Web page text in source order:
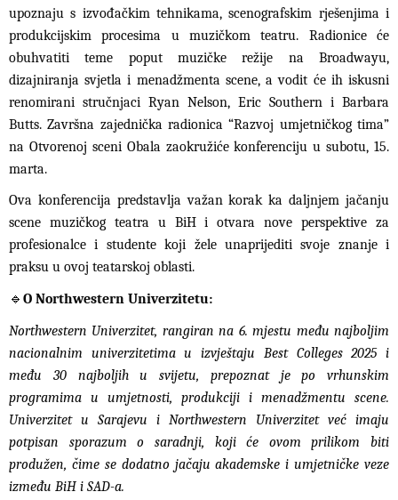
upoznaju s izvođačkim tehnikama, scenografskim rješenjima i
produkcijskim procesima u muzičkom teatru. Radionice će
obuhvatiti teme poput muzičke režije na Broadwayu,
dizajniranja svjetla i menadžmenta scene, a vodit će ih iskusni
renomirani stručnjaci Ryan Nelson, Eric Southern i Barbara
Butts. Završna zajednička radionica “Razvoj umjetničkog tima”
na Otvorenoj sceni Obala zaokružiće konferenciju u subotu, 15.
marta.
Ova konferencija predstavlja važan korak ka daljnjem jačanju
scene muzičkog teatra u BiH i otvara nove perspektive za
profesionalce i studente koji žele unaprijediti svoje znanje i
praksu u ovoj teatarskoj oblasti.
🔹 O Northwestern Univerzitetu:
Northwestern Univerzitet, rangiran na 6. mjestu među najboljim
nacionalnim univerzitetima u izvještaju Best Colleges 2025 i
među 30 najboljih u svijetu, prepoznat je po vrhunskim
programima u umjetnosti, produkciji i menadžmentu scene.
Univerzitet u Sarajevu i Northwestern Univerzitet već imaju
potpisan sporazum o saradnji, koji će ovom prilikom biti
produžen, čime se dodatno jačaju akademske i umjetničke veze
između BiH i SAD-a.